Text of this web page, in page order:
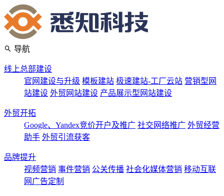
导航
线上总部建设
官网建设与升级 模板建站 极速建站-工厂云站 营销型网
站建设 外贸网站建设 产品展示型网站建设
外贸开拓
Google、Yandex竞价开户及推广 社交网络推广 外贸经营
助手 外贸引流获客
品牌提升
视频营销 事件营销 公关传播 社会化媒体营销 移动互联
网广告定制